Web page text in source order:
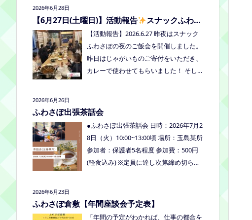
場所：LIVE STATION AIZ(倉敷市玉島阿賀
崎2-3-55) 内容：音楽あり、ゲームあ
り、食べ物ありの多世代交流夏祭りで
す。
しますので、ご希望の方がおられました
2026年6月28日
【6月27日(土曜日)】活動報告
スナックふわさ
ぽの夜のご飯会を開催しました【活動報告】2026.6.27 昨夜はスナック
ふわさぽの夜のご飯会を開催しました。
昨日はじゃがいものご寄付をいただき、
カレーで使わせてもらいました！ そし
土産分もいただき、ありがとうございま
く、ご家族でお話しできたのもよかった
ひお越しください。
2026年6月26日
ふわさぽ出張茶話会
●ふわさぽ出張茶話会 日時：2026年7月2
8日（火）10:00~13:00頃 場所：玉島某所
参加者：保護者5名程度 参加費：500円
(軽食込み) ※定員に達し次第締め切らせ
内容：いつもの座談会とは違う場所でこ
2026年6月23日
ふわさぽ倉敷【年間座談会予定表】
「年間の予定がわかれば、仕事の都合を